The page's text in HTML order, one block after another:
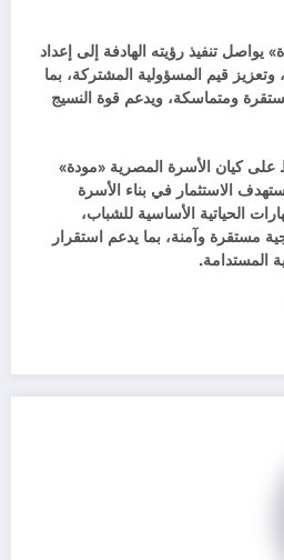
تنفيذ رؤيته الهادفة إلى إعداد
قيم المسؤولية المشتركة، بما
ومتماسكة، ويدعم قوة النسيج
على كيان الأسرة المصرية «مودة»
الاستثمار في بناء الأسرة
الحياتية الأساسية للشباب،
مستقرة وآمنة، بما يدعم استقرار
المستدامة.